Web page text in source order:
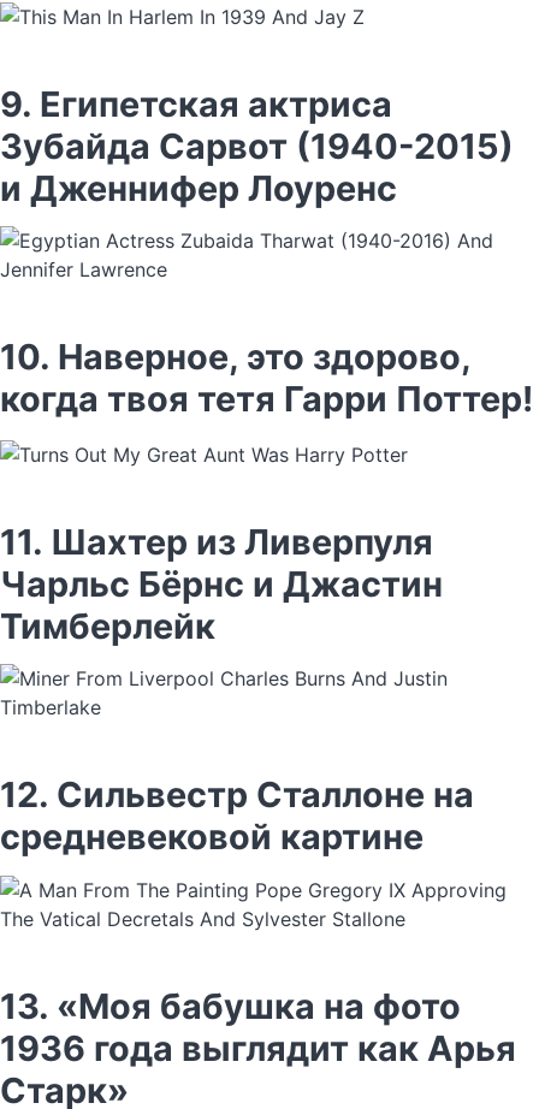
9. Египетская актриса
Зубайда Сарвот (1940-2015)
и Дженнифер Лоуренс
10. Наверное, это здорово,
когда твоя тетя Гарри Поттер!
11. Шахтер из Ливерпуля
Чарльс Бёрнс и Джастин
Тимберлейк
12. Сильвестр Сталлоне на
средневековой картине
13. «Моя бабушка на фото
1936 года выглядит как Арья
Старк»